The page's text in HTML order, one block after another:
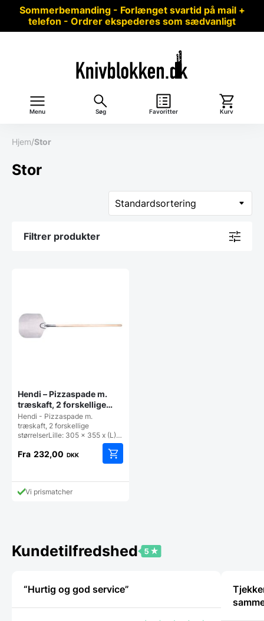
Sommerbemanding - Forlænget svartid på mail +
telefon - Ordrer ekspederes som sædvanligt
Menu Søg Favoritter Kurv
Hjem/Stor
Stor
Filtrer produkter
Hendi – Pizzaspade m.
træskaft, 2 forskellige
størrelser
Hendi - Pizzaspade m.
træskaft, 2 forskellige
størrelserLille: 305 x 355 x (L)…
Fra 232,00 DKK
vare
vælges
på
Vi prismatcher
Kundetilfredshed
“Hurtig og god service”